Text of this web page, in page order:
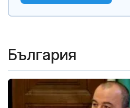
България